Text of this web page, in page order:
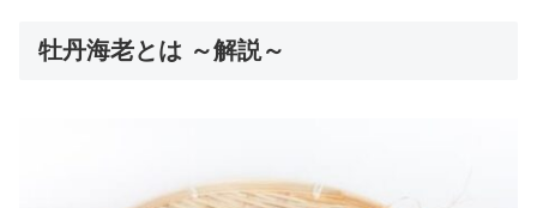
牡丹海老とは ～解説～